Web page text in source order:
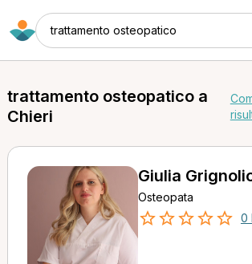
trattamento osteopatico
trattamento osteopatico a
Chieri
Giulia
Osteopata
0